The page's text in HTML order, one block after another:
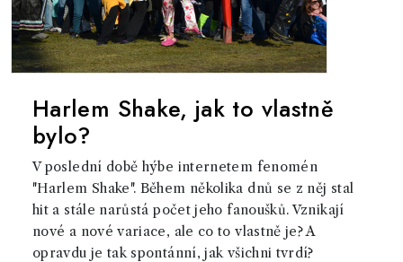
Harlem Shake, jak to vlastně
bylo?
V poslední době hýbe internetem fenomén
"Harlem Shake". Během několika dnů se z něj stal
hit a stále narůstá počet jeho fanoušků. Vznikají
nové a nové variace, ale co to vlastně je? A
opravdu je tak spontánní, jak všichni tvrdí?